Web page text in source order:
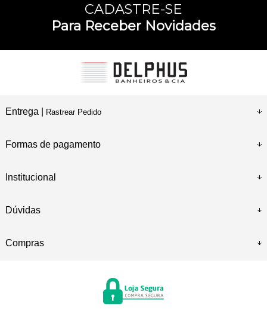
CADASTRE-SE
Para Receber Novidades
Entrega | Rastrear Pedido
Formas de pagamento
Institucional
Dúvidas
Compras